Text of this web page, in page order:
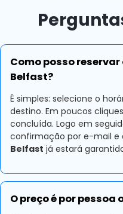
Como posso
Belfast?
É simples: selecione o
destino. Em poucos
concluída. Logo em
confirmação por e-mail e
Belfast já estará
O preço é por pessoa